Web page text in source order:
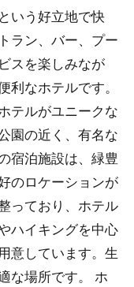
いう好立地で快
ラン、バー、プー
スを楽しみなが
利なホテルです。
テルがユニークな
園の近く、有名な
宿泊施設は、緑豊
のロケーションが
っており、ホテル
ハイキングを中心
意しています。生
な場所です。 ホ